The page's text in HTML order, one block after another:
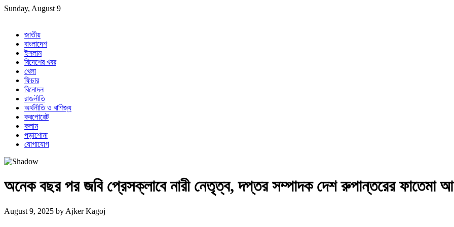
Skip
Sunday, August 9
জাতীয়
বাংলাদেশ
ইসলাম
বিদেশের খবর
খেলা
ফিচার
বিনোদন
রাজনীতি
অর্থনীতি ও বাণিজ্য
করপোরেট
কলাম
পড়াশোনা
যোগাযোগ
অনেক বছর পর জবি প্রেসক্লাবে নারী নেতৃত্ব, দপ্তর সম্পাদক দেশ রুপান্তরের ফাতেমা
August 9, 2025 by Ajker Kagoj